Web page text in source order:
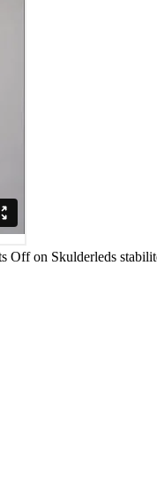
Offon Skulderleds